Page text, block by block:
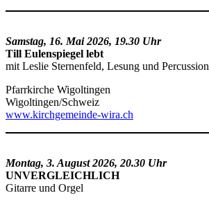
Samstag, 16. Mai 2026, 19.30 Uhr
Till Eulenspiegel lebt
mit Leslie Sternenfeld, Lesung und Percussion
Pfarrkirche Wigoltingen
Wigoltingen/Schweiz
www.kirchgemeinde-wira.ch
Montag, 3. August 2026, 20.30 Uhr
UNVERGLEICHLICH
Gitarre und Orgel